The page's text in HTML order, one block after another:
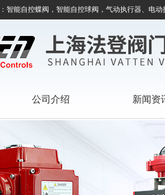
智能自控蝶阀，智能自控球阀，气动执行器、电
公司介绍 新闻资